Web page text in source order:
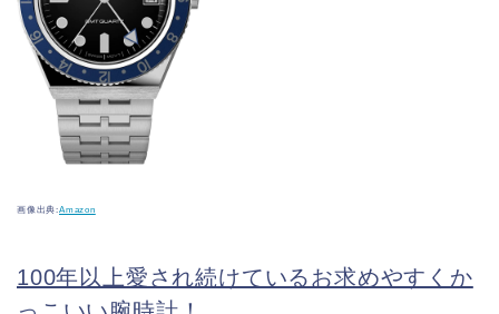
画像出典:Amazon
100年以上愛され続けているお求めやすくか